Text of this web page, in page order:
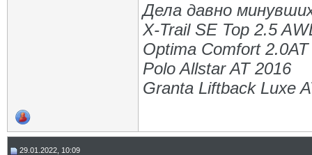
Дела давно
X-Trail SE Top 2.5
Optima Comfort
Polo Allstar AT 2016
Granta Liftback Luxe
29.01.2022, 10:09